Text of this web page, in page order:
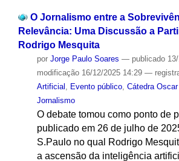
O Jornalismo entre a
Relevância: Uma Discussão a
Rodrigo Mesquita
por Jorge Paulo Soares — publicado13/
modificação16/12/2025 14:29 —
Artificial , Evento público, Cátedra
Jornalismo
O debate tomou como ponto de
publicado em 26 de julho de
S.Paulo no qual Rodrigo
a ascensão da inteligência